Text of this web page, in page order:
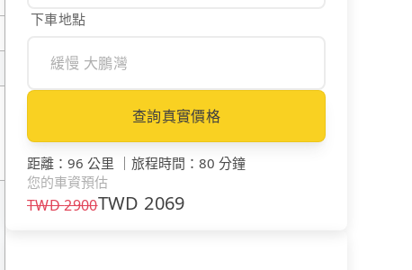
下車地點
查詢真實價格
距離 ： 96 公里 ｜ 旅程時間 ： 80 分鐘
您的車資預估
TWD2900TWD 2069